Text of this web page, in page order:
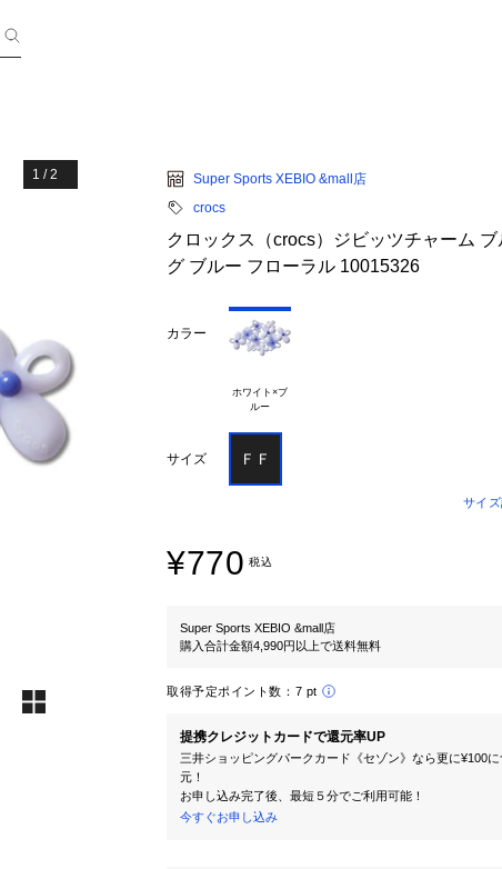
1 /2
Super Sports XEBIO &mall店
crocs
クロックス（crocs）ジビッツチャーム ブ
グ ブルー フローラル 10015326
カラー
ホワイト×ブ
サイズ ＦＦ
サイ
¥770 税込
Super Sports XEBIO &mall店
購入合計金額4,990円以上で送料無料
取得予定ポイント数： 7 pt
提携クレジットカードで還元率UP
三井ショッピングパークカード《セゾン》なら更に¥100に
元！
お申し込み完了後、最短５分でご利用可能！
今すぐお申し込み